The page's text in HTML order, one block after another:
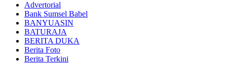
Advertorial
Bank Sumsel Babel
BANYUASIN
BATURAJA
BERITA DUKA
Berita Foto
Berita Terkini